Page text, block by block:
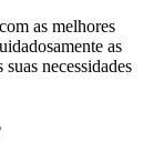
as melhores
as
necessidades